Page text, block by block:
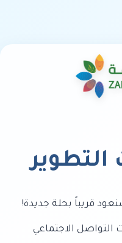
قريباً بحلة جديدة!
التواصل الاجتماعي